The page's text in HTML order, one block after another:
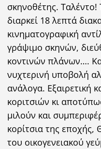
σκηνοθέτης.
διαρκεί 18 λεπτά
κινηματογραφική
γράψιμο σκηνών,
κοντινών πλάνων….
νυχτερινή υποβολή
ανάλογα. Εξαιρετική
κοριτσιών κι
μιλούν και
κορίτσια της
του οικογενειακού